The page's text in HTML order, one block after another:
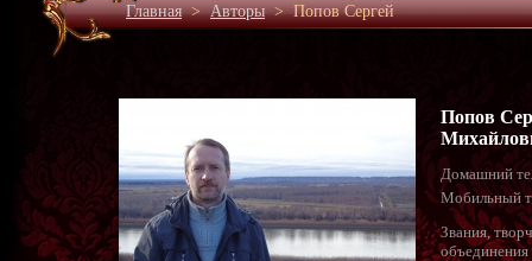
Главная>Авторы>Попов Сергей
Попов
Домашний
Мобильный
Звания,
объединения